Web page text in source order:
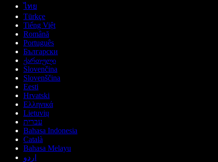
ไทย
Türkçe
Tiếng Việt
Română
Português
Български
ქართული
Slovenčina
Slovenščina
Eesti
Hrvatski
Ελληνικά
Lietuvių
עברית
Bahasa Indonesia
Català
Bahasa Melayu
اردو